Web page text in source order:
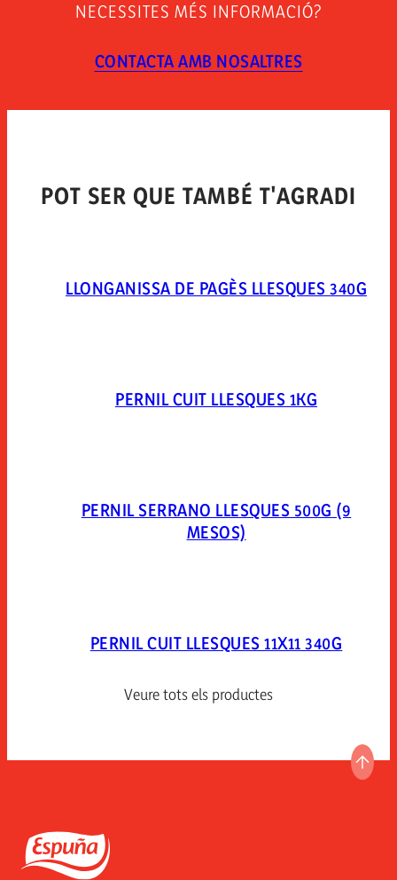
conservar en condiciones de refrigeración, protegido y
TIPUS D´ENVÀS
extendapack 14 (nitrogeno 80%, dioxido de carbono
NECESSITES MÉS INFORMACIÓ?
CONTACTA AMB NOSALTRES
POT SER QUE TAMBÉ T'AGRADI
LLONGANISSA DE PAGÈS LLESQUES 340G
PERNIL CUIT LLESQUES 1KG
PERNIL SERRANO LLESQUES 500G (9
MESOS)
PERNIL CUIT LLESQUES 11X11 340G
Veure tots els productes
Espuña